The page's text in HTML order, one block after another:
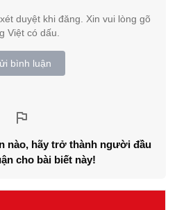
duyệt khi đăng. Xin vui lòng gõ
Việt có dấu.
bình luận
nào, hãy trở thành người đầu
cho bài biết này!